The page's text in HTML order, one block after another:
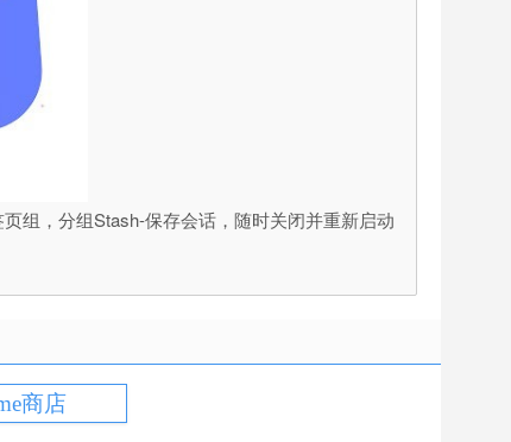
组，分组Stash-保存会话，随时关闭并重新启动
商店